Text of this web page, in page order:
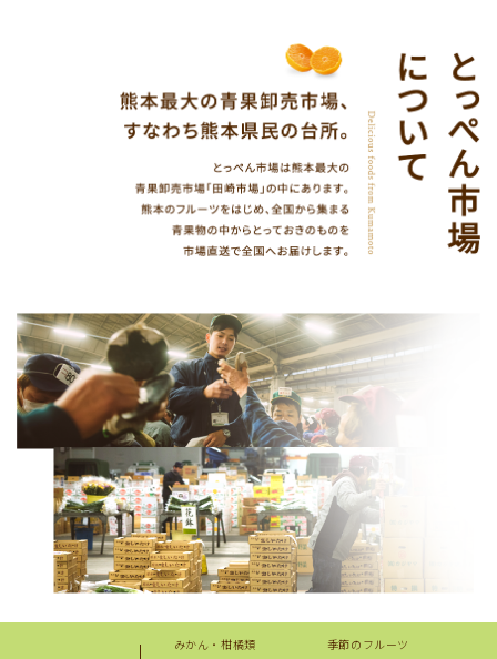
みかん・柑橘類
季節のフルーツ